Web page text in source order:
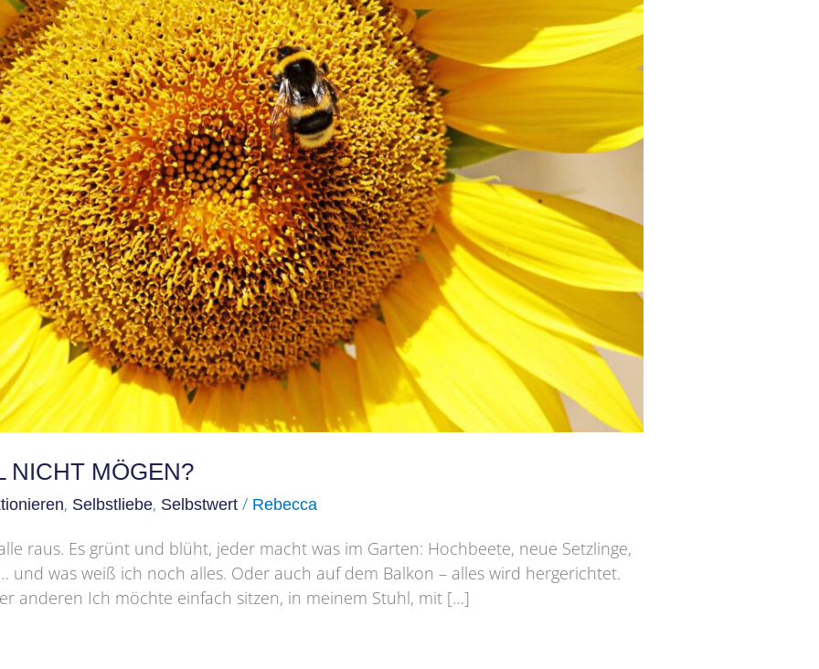
NICHT MÖGEN?
, Selbstliebe, Selbstwert / Rebecca
raus. Es grünt und blüht, jeder macht was im Garten: Hochbeete, neue Setzlinge,
und was weiß ich noch alles. Oder auch auf dem Balkon – alles wird hergerichtet.
anderen Ich möchte einfach sitzen, in meinem Stuhl, mit […]